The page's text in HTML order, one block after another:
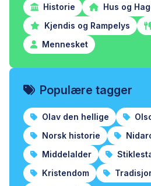
Historie
Hus og
Kjendis og Rampelys
Mennesket
Populære tagger
Olav den hellige
Norsk historie
Middelalder
Kristendom